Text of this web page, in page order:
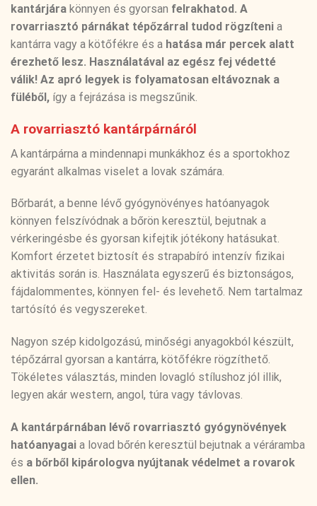
kantárjára könnyen és gyorsan felrakhatod. A
rovarriasztó párnákat tépőzárral tudod rögzíteni a
kantárra vagy a kötőfékre és a hatása már percek alatt
érezhető lesz. Használatával az egész fej védetté
válik! Az apró legyek is folyamatosan eltávoznak a
füléből, így a fejrázása is megszűnik.
A rovarriasztó kantárpárnáról
A kantárpárna a mindennapi munkákhoz és a sportokhoz
egyaránt alkalmas viselet a lovak számára.
Bőrbarát, a benne lévő gyógynövényes hatóanyagok
könnyen felszívódnak a bőrön keresztül, bejutnak a
vérkeringésbe és gyorsan kifejtik jótékony hatásukat.
Komfort érzetet biztosít és strapabíró intenzív fizikai
aktivitás során is. Használata egyszerű és biztonságos,
fájdalommentes, könnyen fel- és levehető. Nem tartalmaz
tartósító és vegyszereket.
Nagyon szép kidolgozású, minőségi anyagokból készült,
tépőzárral gyorsan a kantárra, kötőfékre rögzíthető.
Tökéletes választás, minden lovagló stílushoz jól illik,
legyen akár western, angol, túra vagy távlovas.
A kantárpárnában lévő rovarriasztó gyógynövények
hatóanyagai a lovad bőrén keresztül bejutnak a véráramba
és a bőrből kipárologva nyújtanak védelmet a rovarok
ellen.